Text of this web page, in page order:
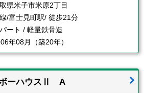
県米子市米原2丁目
/富士見町駅/ 徒歩21分
ート / 軽量鉄骨造
年08月（築20年）
ボーハウスⅡ A